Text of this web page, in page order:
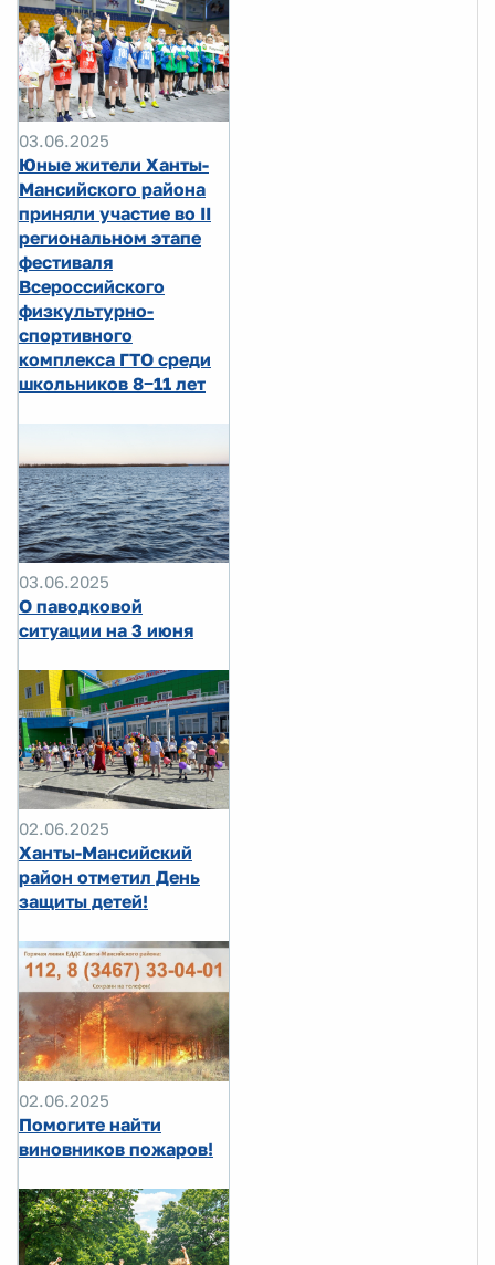
03.06.2025
Юные жители Ханты-
Мансийского района
приняли участие во II
региональном этапе
фестиваля
Всероссийского
физкультурно-
спортивного
комплекса ГТО среди
школьников 8‒11 лет
03.06.2025
О паводковой
ситуации на 3 июня
02.06.2025
Ханты-Мансийский
район отметил День
защиты детей!
02.06.2025
Помогите найти
виновников пожаров!